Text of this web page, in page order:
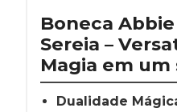
Boneca
Sereia –
Magia em
Dualidade